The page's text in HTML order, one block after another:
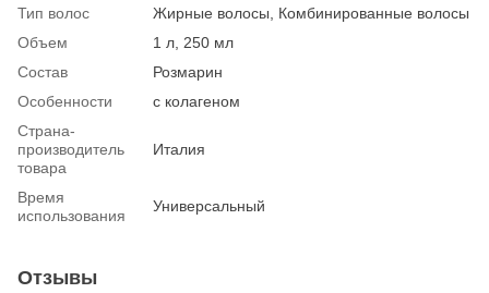
Тип волос
Жирные волосы, Комбинированные волосы
Объем
1 л, 250 мл
Состав
Розмарин
Особенности
с колагеном
Страна-
производитель
товара
Италия
Время
использования
Универсальный
Отзывы